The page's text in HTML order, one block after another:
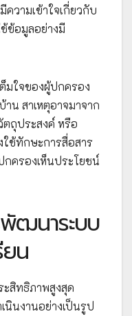
วามเข้าใจเกี่ยวกับ
ข้อมูลอย่างมี
มใจของผู้ปกครอง
น สาเหตุอาจมาจาก
ตถุประสงค์ หรือ
ช้ทักษะการสื่อสาร
กครองเห็นประโยชน์
พัฒนาระบบ
ยน
ะสิทธิภาพสูงสุด
นินงานอย่างเป็นรูป